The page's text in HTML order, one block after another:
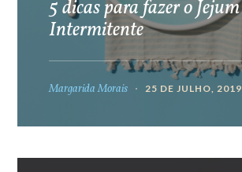
5 dicas para fazer o Jejum
Intermitente
Margarida Morais 25 DE JULHO, 2019